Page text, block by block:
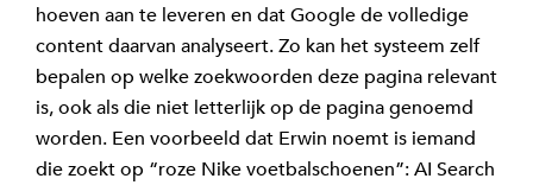
hoeven aan te leveren en dat Google de volledige
content daarvan analyseert. Zo kan het systeem zelf
bepalen op welke zoekwoorden deze pagina relevant
is, ook als die niet letterlijk op de pagina genoemd
worden. Een voorbeeld dat Erwin noemt is iemand
die zoekt op “roze Nike voetbalschoenen”: AI Search